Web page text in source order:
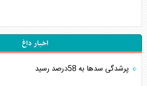
اخبار داغ
پرشدگی سدها به 58درصد رسید